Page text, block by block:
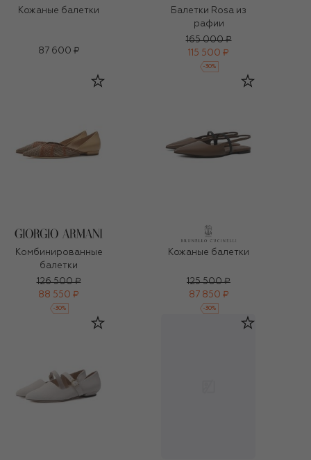
Кожаные балетки
87 600 ₽
Балетки Rosa из
рафии
165 000 ₽
115 500 ₽
-30%
Комбинированные
балетки
126 500 ₽
88 550 ₽
-30%
Кожаные балетки
125 500 ₽
87 850 ₽
-30%